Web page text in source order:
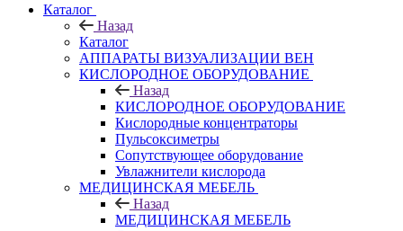
Каталог
Назад
Каталог
АППАРАТЫ ВИЗУАЛИЗАЦИИ ВЕН
КИСЛОРОДНОЕ ОБОРУДОВАНИЕ
Назад
КИСЛОРОДНОЕ ОБОРУДОВАНИЕ
Кислородные концентраторы
Пульсоксиметры
Сопутствующее оборудование
Увлажнители кислорода
МЕДИЦИНСКАЯ МЕБЕЛЬ
Назад
МЕДИЦИНСКАЯ МЕБЕЛЬ